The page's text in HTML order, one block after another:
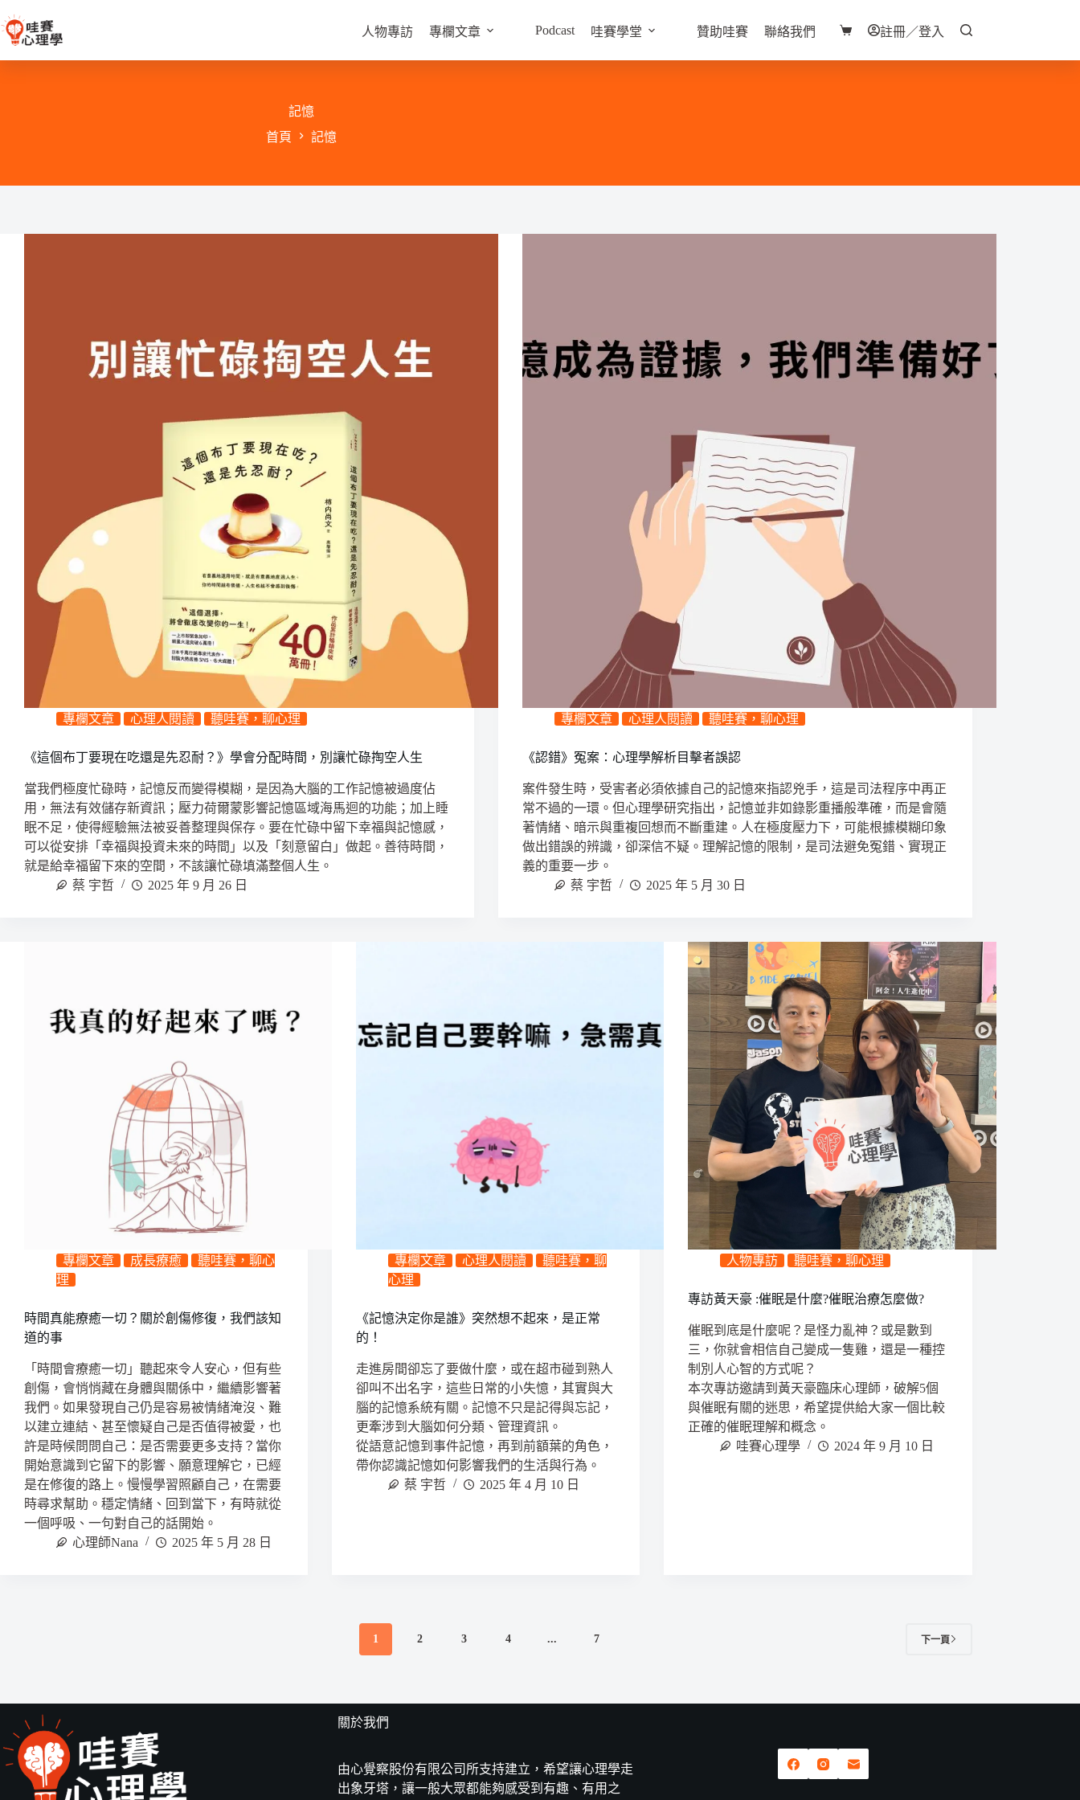
至
主
人物專訪 專欄文章 Podcast 哇賽學堂 贊助哇賽 聯絡我們
購
物
註冊／登入
記憶
首頁
記憶
專欄文章 心理人閱讀 聽哇賽，聊心理
《這個布丁要現在吃還是先忍耐？》學會分配時間，別讓忙碌掏空人生
當我們極度忙碌時，記憶反而變得模糊，是因為大腦的工作記憶被過度佔
用，無法有效儲存新資訊；壓力荷爾蒙影響記憶區域海馬迴的功能；加上睡
眠不足，使得經驗無法被妥善整理與保存。要在忙碌中留下幸福與記憶感，
可以從安排「幸福與投資未來的時間」以及「刻意留白」做起。善待時間，
就是給幸福留下來的空間，不該讓忙碌填滿整個人生。
蔡 宇哲
2025 年 9 月 26 日
專欄文章 心理人閱讀 聽哇賽，聊心理
《認錯》冤案：心理學解析目擊者誤認
案件發生時，受害者必須依據自己的記憶來指認兇手，這是司法程序中再正
常不過的一環。但心理學研究指出，記憶並非如錄影重播般準確，而是會隨
著情緒、暗示與重複回想而不斷重建。人在極度壓力下，可能根據模糊印象
做出錯誤的辨識，卻深信不疑。理解記憶的限制，是司法避免冤錯、實現正
義的重要一步。
蔡 宇哲
2025 年 5 月 30 日
專欄文章 成長療癒
聽哇賽，聊心
理
時間真能療癒一切？關於創傷修復，我們該知
道的事
「時間會療癒一切」聽起來令人安心，但有些
創傷，會悄悄藏在身體與關係中，繼續影響著
我們。如果發現自己仍是容易被情緒淹沒、難
以建立連結、甚至懷疑自己是否值得被愛，也
許是時候問問自己：是否需要更多支持？當你
開始意識到它留下的影響、願意理解它，已經
是在修復的路上。慢慢學習照顧自己，在需要
時尋求幫助。穩定情緒、回到當下，有時就從
一個呼吸、一句對自己的話開始。
心理師Nana
2025 年 5 月 28 日
專欄文章 心理人閱讀
聽哇賽，聊
心理
《記憶決定你是誰》突然想不起來，是正常
的！
走進房間卻忘了要做什麼，或在超市碰到熟人
卻叫不出名字，這些日常的小失憶，其實與大
腦的記憶系統有關。記憶不只是記得與忘記，
更牽涉到大腦如何分類、管理資訊。
從語意記憶到事件記憶，再到前額葉的角色，
帶你認識記憶如何影響我們的生活與行為。
蔡 宇哲
2025 年 4 月 10 日
人物專訪 聽哇賽，聊心理
專訪黃天豪 :催眠是什麼?催眠治療怎麼做?
催眠到底是什麼呢？是怪力亂神？或是數到
三，你就會相信自己變成一隻雞，還是一種控
制別人心智的方式呢？
本次專訪邀請到黃天豪臨床心理師，破解5個
與催眠有關的迷思，希望提供給大家一個比較
正確的催眠理解和概念。
哇賽心理學
2024 年 9 月 10 日
1 2 3 4 ... 7 下一頁
關於我們
由心覺察股份有限公司所支持建立，希望讓心理學走
出象牙塔，讓一般大眾都能夠感受到有趣、有用之